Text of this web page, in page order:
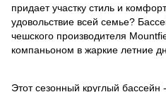
придает участку стиль и
удовольствие всей семье?
чешского производителя
компаньоном в жаркие летние
Этот сезонный круглый